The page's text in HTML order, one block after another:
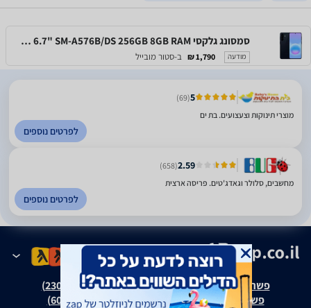
סמסונג גלקסי Samsung Galaxy A57 5G 6.7" SM-A576B/DS 256GB 8GB RAM
מודעה 1,790 ₪ ב-סטור מובייל
5
(69)
מוצרי תינוקות וצעצועים. בת ים
לפרטים נוספים
2.59
(658)
מחשבים, סלולר וגאדג'טים. פריסה ארצית
לפרטים נוספים
פשרה בת"צ אבנצ'יק נ' זאפ גרופ (ת"צ 23008-08-20)
פשרה בת"צ כהנים נ' זאפ גרופ (ת"צ 60371-12-19)